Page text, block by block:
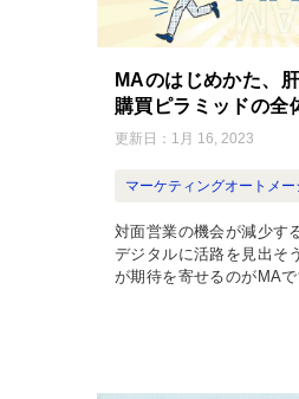
MAのはじめかた、
購買ピラミッドの全
更新日： 1月 16, 2023
マーケティングオートメー
対面営業の機会が減少す
デジタルに活路を見出そ
が期待を寄せるのがMA